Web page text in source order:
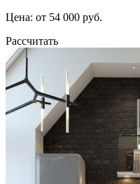
Цена: от 54 000 руб.
Рассчитать